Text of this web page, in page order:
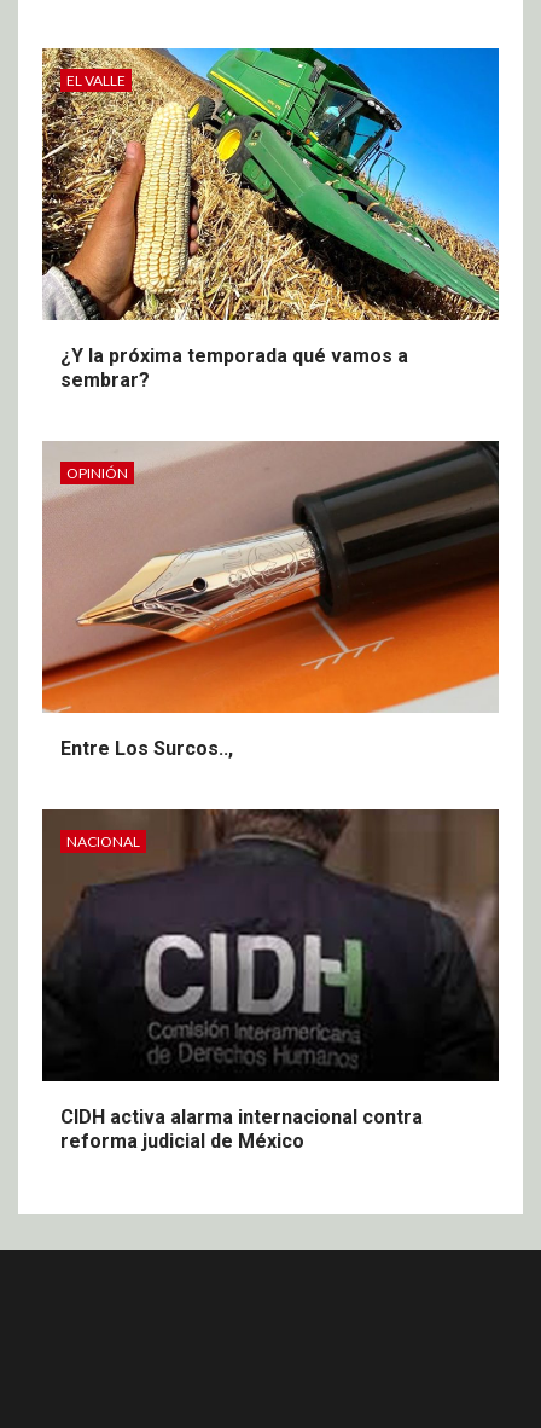
EL VALLE
¿Y la próxima temporada qué vamos a
sembrar?
OPINIÓN
Entre Los Surcos..,
NACIONAL
CIDH activa alarma internacional contra
reforma judicial de México